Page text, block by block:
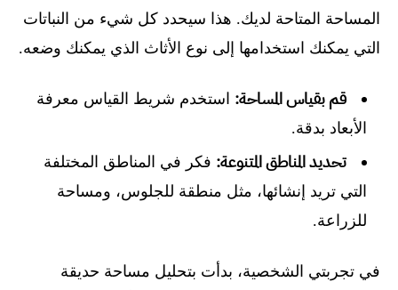
المساحة المتاحة لديك. هذا سيحدد كل شيء من النباتات
التي يمكنك استخدامها إلى نوع الأثاث الذي يمكنك وضعه.
قم بقياس المساحة: استخدم شريط القياس معرفة
الأبعاد بدقة.
تحديد المناطق المتنوعة: فكر في المناطق المختلفة
التي تريد إنشائها، مثل منطقة للجلوس، ومساحة
للزراعة.
في تجربتي الشخصية، بدأت بتحليل مساحة حديقة